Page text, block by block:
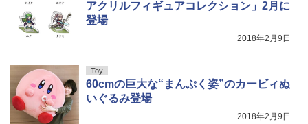
アクリルフィギュアコレクション」2月に
登場
2018年2月9日
Toy
60cmの巨大な“まんぷく姿”のカービィぬ
いぐるみ登場
2018年2月9日